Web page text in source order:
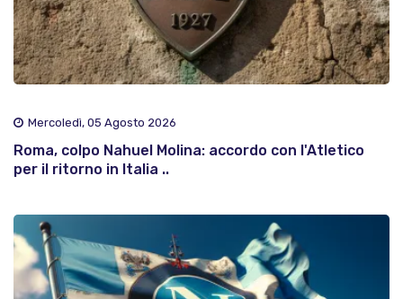
Mercoledì, 05 Agosto 2026
Roma, colpo Nahuel Molina: accordo con l'Atletico
per il ritorno in Italia ..